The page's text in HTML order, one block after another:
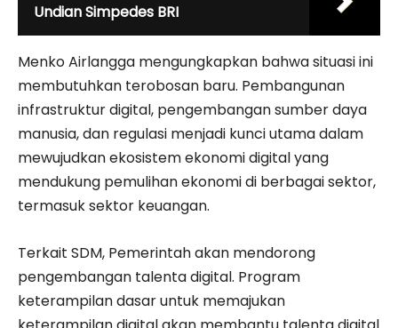
Undian Simpedes BRI
Menko Airlangga mengungkapkan bahwa situasi ini
membutuhkan terobosan baru. Pembangunan
infrastruktur digital, pengembangan sumber daya
manusia, dan regulasi menjadi kunci utama dalam
mewujudkan ekosistem ekonomi digital yang
mendukung pemulihan ekonomi di berbagai sektor,
termasuk sektor keuangan.
Terkait SDM, Pemerintah akan mendorong
pengembangan talenta digital. Program
keterampilan dasar untuk memajukan